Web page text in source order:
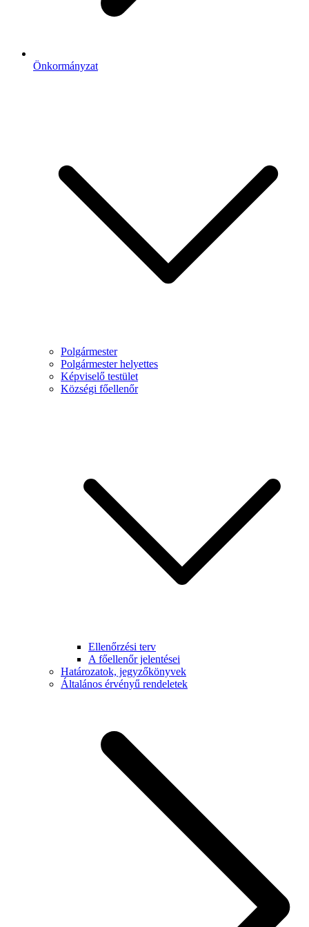
Önkormányzat
Polgármester
Polgármester helyettes
Képviselő testület
Községi főellenőr
Ellenőrzési terv
A főellenőr jelentései
Határozatok, jegyzőkönyvek
Általános érvényű rendeletek